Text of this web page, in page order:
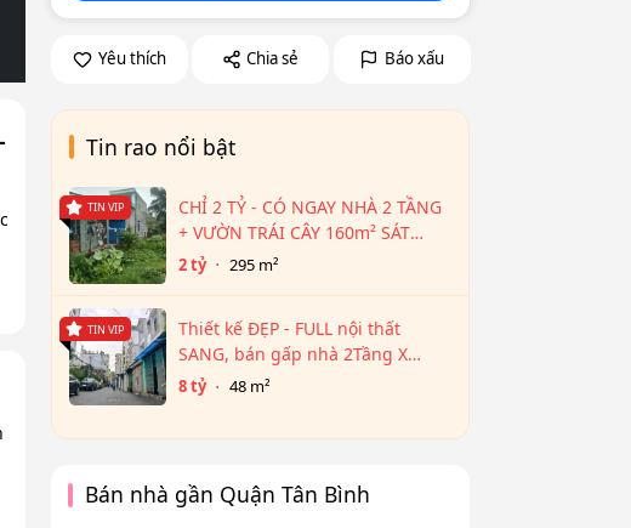
Yêu thích Chia sẻ Báo xấu
Tin rao nổi bật
TIN VIP
CHỈ 2 TỶ - CÓ NGAY NHÀ 2 TẦNG
+ VƯỜN TRÁI CÂY 160m² SÁT
VÁCH TP.HCM!
2 tỷ 295 m²
TIN VIP
Thiết kế ĐẸP - FULL nội thất
SANG, bán gấp nhà 2Tầng X
48m² - Hẻm 2 XE HƠI ra đg
8 tỷ 48 m²
Bán nhà gần Quận Tân Bình